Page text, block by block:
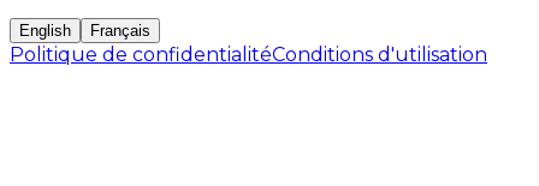
English Français
Politique de confidentialitéConditions d'utilisation